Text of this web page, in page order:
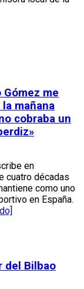
Gómez me
mañana
cobraba un
en
cuatro décadas
como uno
en España.
del Bilbao